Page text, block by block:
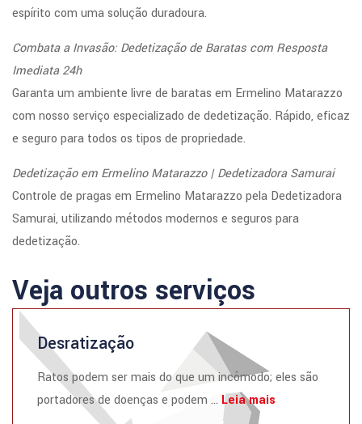
espírito com uma solução duradoura.
Combata a Invasão: Dedetização de Baratas com Resposta
Imediata 24h
Garanta um ambiente livre de baratas em Ermelino Matarazzo
com nosso serviço especializado de dedetização. Rápido, eficaz
e seguro para todos os tipos de propriedade.
Dedetização em Ermelino Matarazzo | Dedetizadora Samurai
Controle de pragas em Ermelino Matarazzo pela Dedetizadora
Samurai, utilizando métodos modernos e seguros para
dedetização.
Veja outros serviços
Desratização
Ratos podem ser mais do que um incômodo; eles são
portadores de doenças e podem ... Leia mais